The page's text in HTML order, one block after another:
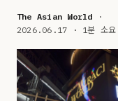
The Asian World ·
2026.06.17 · 1분 소요